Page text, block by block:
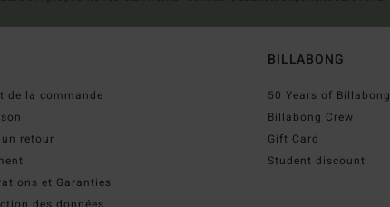
de la commande
retour
et Garanties
BILLABONG
50 Years of Billabong
Billabong Crew
Gift Card
Student discount